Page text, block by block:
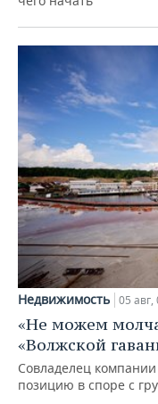
Недвижимость 05 авг,
«Не можем
«Волжской
Совладелец
позицию в споре с